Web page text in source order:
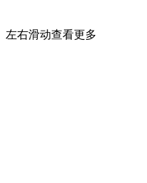
左右滑动查看更多